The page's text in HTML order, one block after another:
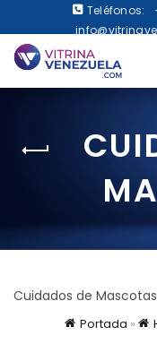
Teléfonos:
Cuidados de Mascotas
Portada »